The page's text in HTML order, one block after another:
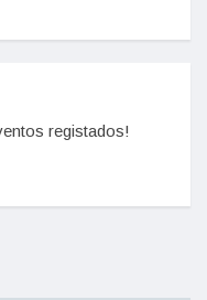
registados!